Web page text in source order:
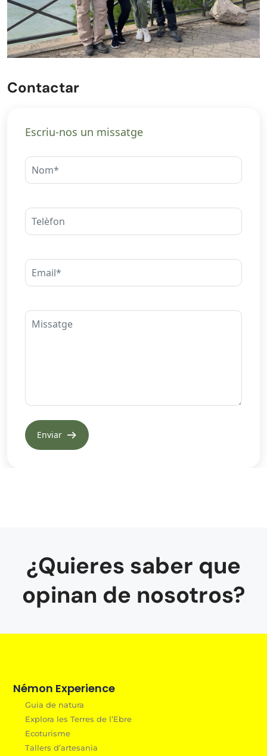
Contactar
Escriu-nos un missatge
¿Quieres saber que
opinan de nosotros?
Némon Experience
Guia de natura
Explora les Terres de l’Ebre
Ecoturisme
Tallers d’artesania